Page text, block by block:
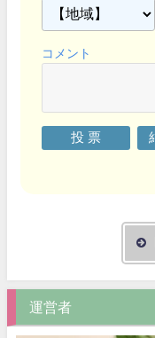
コメント
運営者